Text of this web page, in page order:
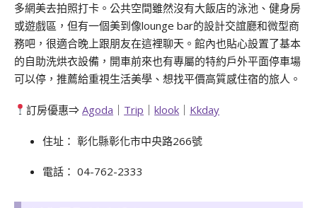
多網美去拍照打卡。公共空間雖然沒有大飯店的泳池、健身房
或遊戲區，但有一個美到像lounge bar的設計交誼廳和微型商
務吧，很適合晚上跟朋友在這裡聊天。館內也貼心設置了基本
的自助洗烘衣設備，開車前來也有專屬的特約戶外平面停車場
可以停，推薦給重視生活美學、想找平價高質感住宿的旅人。
訂房優惠⇒Agoda ｜ Trip ｜klook ｜ Kkday
住址： 彰化縣彰化市中央路266號
電話： 04-762-2333